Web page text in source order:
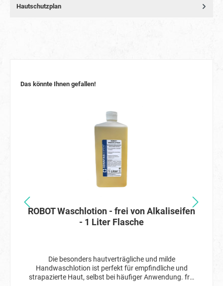
Hautschutzplan
Das könnte Ihnen gefallen!
ROBOT Waschlotion - frei von Alkaliseifen
- 1 Liter Flasche
Die besonders hautverträgliche und milde
Handwaschlotion ist perfekt für empfindliche und
strapazierte Haut, selbst bei häufiger Anwendung. frei